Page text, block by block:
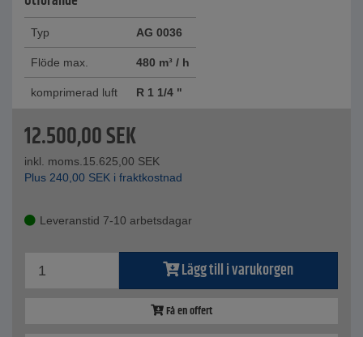
Typ AG 0036
Flöde max. 480 m³ / h
komprimerad luft R 1 1/4 "
12.500,00SEK
inkl. moms.15.625,00 SEK
Plus 240,00 SEK i fraktkostnad
Leveranstid 7-10 arbetsdagar
Lägg till i varukorgen
Få en offert